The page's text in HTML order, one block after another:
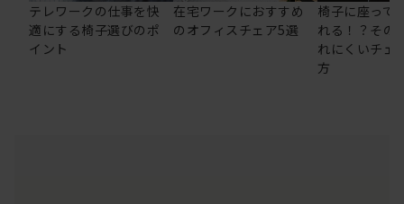
テレワークの仕事を快
適にする椅子選びのポ
イント
在宅ワークにおすすめ
のオフィスチェア5選
椅子に座って
れる！？その
れにくいチェ
方